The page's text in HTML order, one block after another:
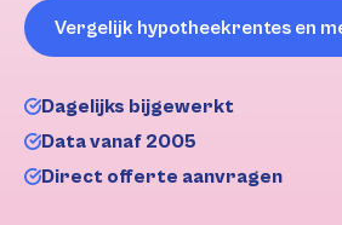
Vergelijk hypotheekrentes en
Dagelijks bijgewerkt
Data vanaf 2005
Direct offerte aanvragen